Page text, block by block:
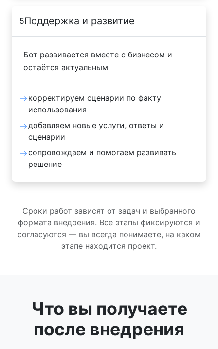
5Поддержка и развитие
Бот развивается вместе с бизнесом и
остаётся актуальным
корректируем сценарии по факту
использования
добавляем новые услуги, ответы и
сценарии
сопровождаем и помогаем развивать
решение
Сроки работ зависят от задач и выбранного
формата внедрения. Все этапы фиксируются и
согласуются — вы всегда понимаете, на каком
этапе находится проект.
Что вы получаете
после внедрения